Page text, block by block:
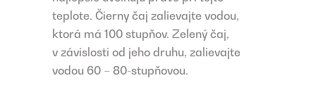
teplote. Čierny čaj zalievajte vodou,
ktorá má 100 stupňov. Zelený čaj,
v závislosti od jeho druhu, zalievajte
vodou 60 – 80-stupňovou.